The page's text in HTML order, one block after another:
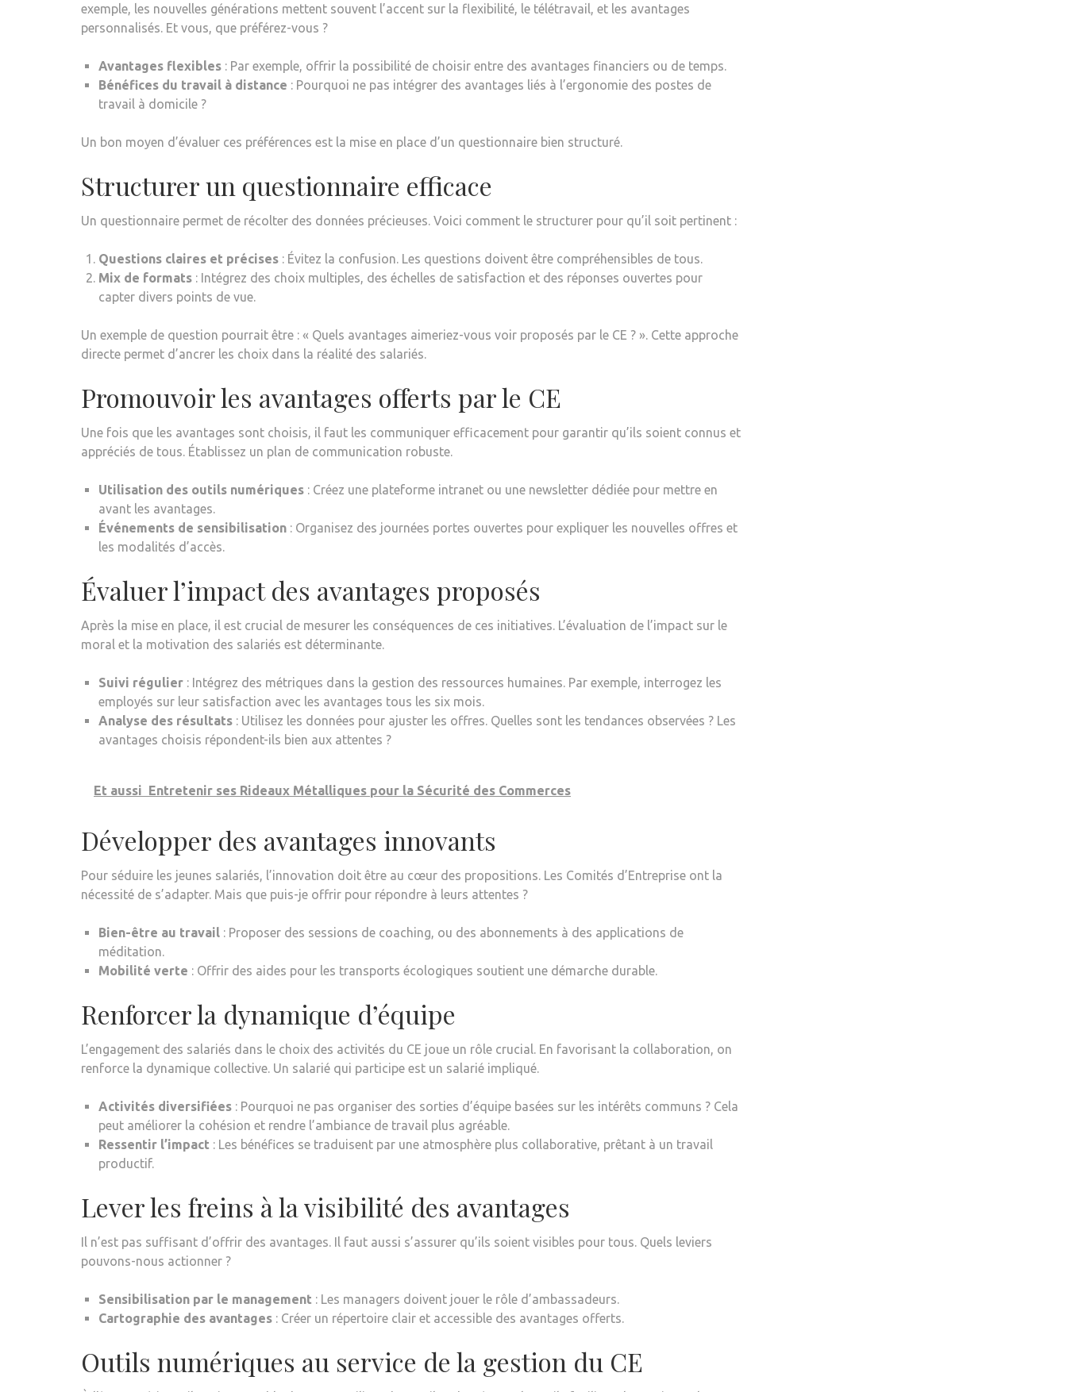
exemple, les nouvelles générations mettent souvent l’accent sur la flexibilité, le télétravail, et les avantages
personnalisés. Et vous, que préférez-vous ?
Avantages flexibles : Par exemple, offrir la possibilité de choisir entre des avantages financiers ou de temps.
Bénéfices du travail à distance : Pourquoi ne pas intégrer des avantages liés à l’ergonomie des postes de
travail à domicile ?
Un bon moyen d’évaluer ces préférences est la mise en place d’un questionnaire bien structuré.
Structurer un questionnaire efficace
Un questionnaire permet de récolter des données précieuses. Voici comment le structurer pour qu’il soit pertinent :
Questions claires et précises : Évitez la confusion. Les questions doivent être compréhensibles de tous.
Mix de formats : Intégrez des choix multiples, des échelles de satisfaction et des réponses ouvertes pour
capter divers points de vue.
Un exemple de question pourrait être : « Quels avantages aimeriez-vous voir proposés par le CE ? ». Cette approche
directe permet d’ancrer les choix dans la réalité des salariés.
Promouvoir les avantages offerts par le CE
Une fois que les avantages sont choisis, il faut les communiquer efficacement pour garantir qu’ils soient connus et
appréciés de tous. Établissez un plan de communication robuste.
Utilisation des outils numériques : Créez une plateforme intranet ou une newsletter dédiée pour mettre en
avant les avantages.
Événements de sensibilisation : Organisez des journées portes ouvertes pour expliquer les nouvelles offres et
les modalités d’accès.
Évaluer l’impact des avantages proposés
Après la mise en place, il est crucial de mesurer les conséquences de ces initiatives. L’évaluation de l’impact sur le
moral et la motivation des salariés est déterminante.
Suivi régulier : Intégrez des métriques dans la gestion des ressources humaines. Par exemple, interrogez les
employés sur leur satisfaction avec les avantages tous les six mois.
Analyse des résultats : Utilisez les données pour ajuster les offres. Quelles sont les tendances observées ? Les
avantages choisis répondent-ils bien aux attentes ?
Et aussi Entretenir ses Rideaux Métalliques pour la Sécurité des Commerces
Développer des avantages innovants
Pour séduire les jeunes salariés, l’innovation doit être au cœur des propositions. Les Comités d’Entreprise ont la
nécessité de s’adapter. Mais que puis-je offrir pour répondre à leurs attentes ?
Bien-être au travail : Proposer des sessions de coaching, ou des abonnements à des applications de
méditation.
Mobilité verte : Offrir des aides pour les transports écologiques soutient une démarche durable.
Renforcer la dynamique d’équipe
L’engagement des salariés dans le choix des activités du CE joue un rôle crucial. En favorisant la collaboration, on
renforce la dynamique collective. Un salarié qui participe est un salarié impliqué.
Activités diversifiées : Pourquoi ne pas organiser des sorties d’équipe basées sur les intérêts communs ? Cela
peut améliorer la cohésion et rendre l’ambiance de travail plus agréable.
Ressentir l’impact : Les bénéfices se traduisent par une atmosphère plus collaborative, prêtant à un travail
productif.
Lever les freins à la visibilité des avantages
Il n’est pas suffisant d’offrir des avantages. Il faut aussi s’assurer qu’ils soient visibles pour tous. Quels leviers
pouvons-nous actionner ?
Sensibilisation par le management : Les managers doivent jouer le rôle d’ambassadeurs.
Cartographie des avantages : Créer un répertoire clair et accessible des avantages offerts.
Outils numériques au service de la gestion du CE